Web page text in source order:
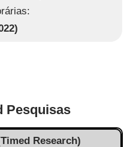
Pesquisas
Research)